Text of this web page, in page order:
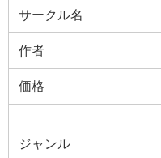
サークル名
作者
価格
ジャンル